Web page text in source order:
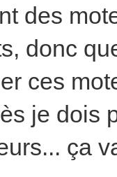
des
donc
ces
je dois
ça